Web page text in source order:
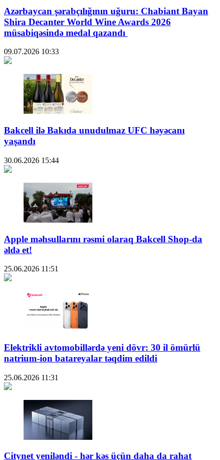
Azərbaycan şərabçılığının uğuru: Chabiant Bayan
Shira Decanter World Wine Awards 2026
müsabiqəsində medal qazandı
09.07.2026 10:33
Bakcell ilə Bakıda unudulmaz UFC həyəcanı
yaşandı
30.06.2026 15:44
Apple məhsullarını rəsmi olaraq Bakcell Shop-da
əldə et!
25.06.2026 11:51
Elektrikli avtomobillərdə yeni dövr: 30 il ömürlü
natrium-ion batareyalar təqdim edildi
25.06.2026 11:31
Citynet yeniləndi - hər kəs üçün daha da rahat